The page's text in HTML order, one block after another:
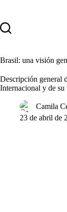
contenido
Brasil: una visión
Descripción general
Internacional y de
Camila
23 de abril de